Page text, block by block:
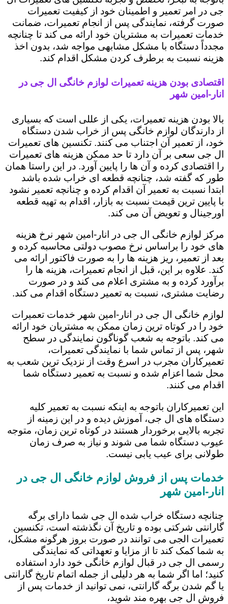
جی در امر تعمیر و اطمینان خود از کیفیت تعمیرات
صورت گرفته، نمایندگی پس از انجام تعمیرات، ضمانت
خدمات تعمیرات به مشتریان خود ارائه می کند تا چنانچه
مجدداً دستگاه با مشکل مشابهی مواجه شد، بدون اخذ
هزینه نسبت به برطرف کردن مشکل اقدام کند.
اقتصادی بودن هزینه تعمیرات لوازم خانگی ال جی در
انار-امین شهر
بالا بودن هزینه تعمیرات، یکی از عللی است که بسیاری
از دارندگان لوازم خانگی پس از خراب شدن دستگاه
خود، از تعمیر آن اجتناب می کنند. تکنسین های تعمیرات
ال جی سعی بر آن دارد تا حد ممکن هزینه های تعمیرات
را اقتصادی کرده و آن ها را پایین آورد. در این راستا همان
طور که گفته شد، چنانچه قطعه ای خراب شده باشد
ابتدا نسبت به تعمیر آن اقدام کرده و چنانچه تعمیر نشود
با پایین ترین قیمت نسبت به بازار، اقدام به تهیه قطعه
اورجینال و تعویض آن می کند.
مرکز لوازم خانگی ال جی در انار-امین شهر نرخ هزینه
های خود را براساس نرخ مصوب دولتی محاسبه کرده و
بعد از تعمیر، ریز هزینه ها را به صورت فاکتور ارائه می
کند. علاوه بر این، قبل از انجام تعمیرات، هزینه ها را
برآورد کرده و به مشتری اعلام می کند و در صورت
رضایت مشتری، نسبت به تعمیر دستگاه اقدام می کند.
لوازم خانگی ال جی در انار-امین شهر خدمات تعمیرات
خود را در کوتاه ترین زمان ممکن به مشتریان خود ارائه
می کند. باتوجه به شعب گوناگون نمایندگی در سطح
شهر، پس از تماس شما با نمایندگی تعمیرات،
تعمیرکاران مجرب در اسرع وقت از نزدیک ترین شعب به
محل شما اعزام شده و نسبت به تعمیر دستگاه شما
اقدام می کنند.
این تعمیرکاران باتوجه به اینکه نسبت به تعمیر کلیه
دستگاه های ال جی، آموزش دیده و در این زمینه از
تجربه بالایی برخوردار هستند در کوتاه ترین زمان، متوجه
عیوب دستگاه شما می شوند و نیاز به صرف زمان
طولانی برای عیب یابی نیست.
خدمات پس از فروش لوازم خانگی ال جی در
انار-امین شهر
چنانچه دستگاه خراب شده ال جی شما دارای برگه
گارانتی شرکتی بوده و تاریخ آن نگذشته است، تکنسین
تعمیرات الجی می توانند در صورت بروز هرگونه مشکل،
به شما کمک کند تا از مزایا و تعهداتی که نمایندگی
رسمی ال جی در قبال لوازم خانگی خود دارد استفاده
کنید؛ اما اگر شما به هر دلیلی از جمله اتمام تاریخ گارانتی
یا گم شدن برگه گارانتی، نمی توانید از خدمات پس از
فروش ال جی بهره مند شوید،